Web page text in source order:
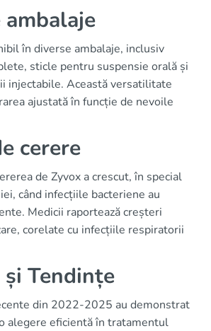
în diverse ambalaje, inclusiv
sticle pentru suspensie orală și
injectabile. Această versatilitate
ajustată în funcție de nevoile
cerere
de Zyvox a crescut, în special
când infecțiile bacteriene au
Medicii raportează creșteri
corelate cu infecțiile respiratorii
Tendințe
din 2022-2025 au demonstrat
alegere eficientă în tratamentul